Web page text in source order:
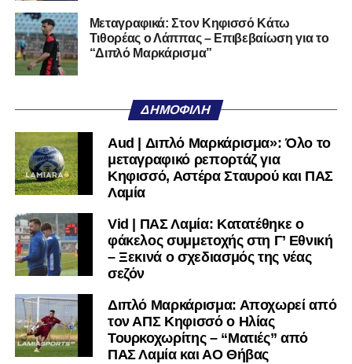
Μεταγραφικά: Στον Κηφισσό Κάτω
Τιθορέας ο Λάππας – Επιβεβαίωση για το
“Διπλό Μαρκάρισμα”
ΔΗΜΟΦΙΛΉ
Aud | Διπλό Μαρκάρισμα»: Όλο το
μεταγραφικό ρεπορτάζ για
Κηφισσό, Αστέρα Σταυρού και ΠΑΣ
Λαμία
Vid | ΠΑΣ Λαμία: Κατατέθηκε ο
φάκελος συμμετοχής στη Γ’ Εθνική
– Ξεκινά ο σχεδιασμός της νέας
σεζόν
Διπλό Μαρκάρισμα: Αποχωρεί από
τον ΑΠΣ Κηφισσό ο Ηλίας
Τουρκοχωρίτης – “Ματιές” από
ΠΑΣ Λαμία και ΑΟ Θήβας